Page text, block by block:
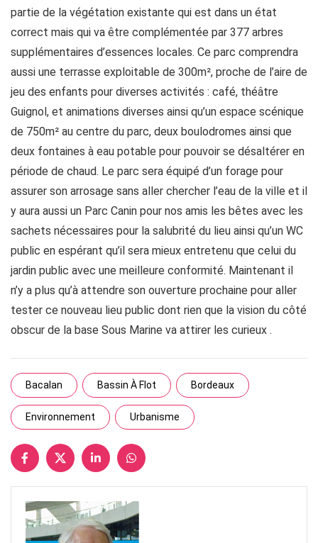
partie de la végétation existante qui est dans un état
correct mais qui va être complémentée par 377 arbres
supplémentaires d’essences locales. Ce parc comprendra
aussi une terrasse exploitable de 300m², proche de l’aire de
jeu des enfants pour diverses activités : café, théâtre
Guignol, et animations diverses ainsi qu’un espace scénique
de 750m² au centre du parc, deux boulodromes ainsi que
deux fontaines à eau potable pour pouvoir se désaltérer en
période de chaud. Le parc sera équipé d’un forage pour
assurer son arrosage sans aller chercher l’eau de la ville et il
y aura aussi un Parc Canin pour nos amis les bêtes avec les
sachets nécessaires pour la salubrité du lieu ainsi qu’un WC
public en espérant qu’il sera mieux entretenu que celui du
jardin public avec une meilleure conformité. Maintenant il
n’y a plus qu’à attendre son ouverture prochaine pour aller
tester ce nouveau lieu public dont rien que la vision du côté
obscur de la base Sous Marine va attirer les curieux .
Bacalan Bassin À Flot Bordeaux
Environnement Urbanisme